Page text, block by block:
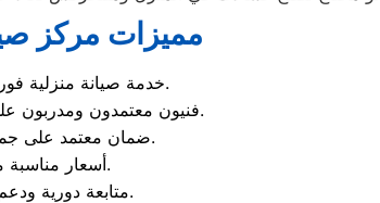
مميزات مركز
خدمة صيانة منزلية فورية دون الحاجة لنقل الغسالة.
فنيون معتمدون ومدربون على التعامل مع أحدث موديلات دايو.
ضمان معتمد على جميع أعمال الصيانة والإصلاح.
أسعار مناسبة مقارنة بجودة الخدمة.
متابعة دورية ودعم فني على مدار الساعة.